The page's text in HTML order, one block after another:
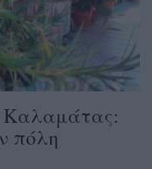
Καλαμάτας:
πόλη